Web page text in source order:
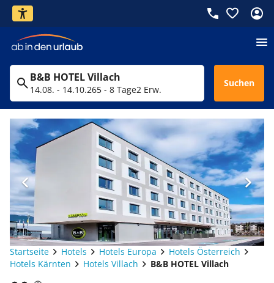
B&B HOTEL Villach
14.08. - 14.10.265 - 8 Tage2 Erw.
Suchen
Startseite Hotels Hotels Europa
Hotels Österreich
Hotels Kärnten
Hotels Villach B&B HOTEL Villach